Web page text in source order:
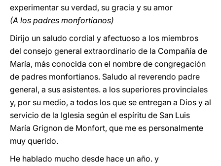
experimentar su verdad, su gracia y su amor
(A los padres monfortianos)
Dirijo un saludo cordial y afectuoso a los miembros
del consejo general extraordinario de la Compañía de
María, más conocida con el nombre de congregación
de padres monfortianos. Saludo al reverendo padre
general, a sus asistentes. a los superiores provinciales
y, por su medio, a todos los que se entregan a Dios y al
servicio de la Iglesia según el espíritu de San Luis
María Grignon de Monfort, que me es personalmente
muy querido.
He hablado mucho desde hace un año. y